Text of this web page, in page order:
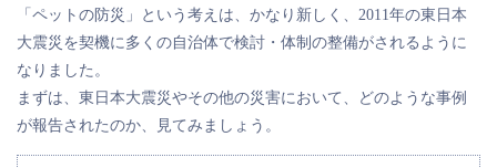
「ペットの防災」という考えは、かなり新しく、2011年の東日本
大震災を契機に多くの自治体で検討・体制の整備がされるように
なりました。
まずは、東日本大震災やその他の災害において、どのような事例
が報告されたのか、見てみましょう。